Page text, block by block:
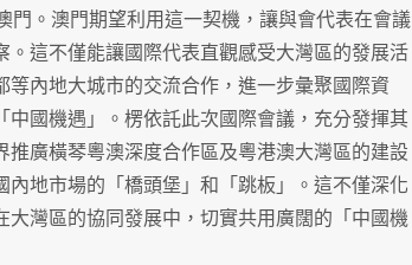
門。澳門期望利用這一契機，讓與會代表在會議
這不僅能讓國際代表直觀感受大灣區的發展活
內地大城市的交流合作，進一步彙聚國際資
國機遇」。楞依託此次國際會議，充分發揮其
廣橫琴粵澳深度合作區及粵港澳大灣區的建設
地市場的「橋頭堡」和「跳板」。這不僅深化
灣區的協同發展中，切實共用廣闊的「中國機